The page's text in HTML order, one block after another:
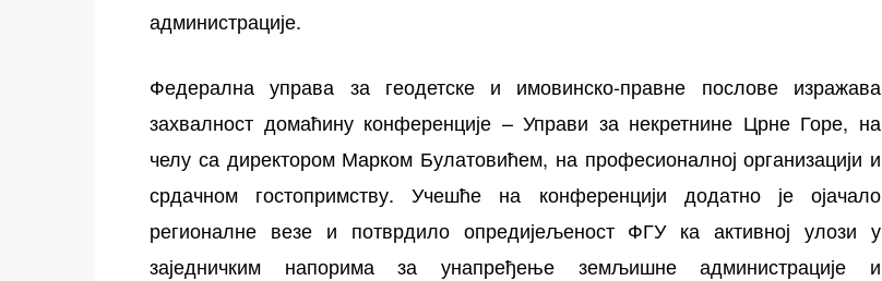
администрације.
Федерална управа за геодетске и имовинско-правне послове изражава
захвалност домаћину конференције – Управи за некретнине Црне Горе, на
челу са директором Марком Булатовићем, на професионалној организацији и
срдачном гостопримству. Учешће на конференцији додатно је ојачало
регионалне везе и потврдило опредијељеност ФГУ ка активној улози у
заједничким напорима за унапређење земљишне администрације и